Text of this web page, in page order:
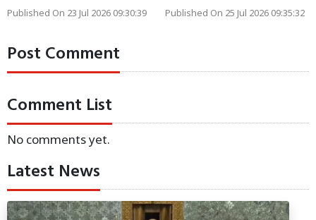
Published On 23 Jul 2026 09:30:39 Published On 25 Jul 2026 09:35:32
Post Comment
Comment List
No comments yet.
Latest News